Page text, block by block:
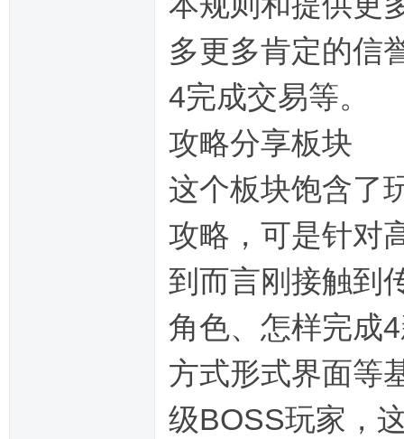
多更多肯定的信
4完成交易等。
攻略分享板块
这个板块饱含
攻略，可是针对
到而言刚接触到
角色、怎样完成
方式形式界面等
级BOSS玩家，